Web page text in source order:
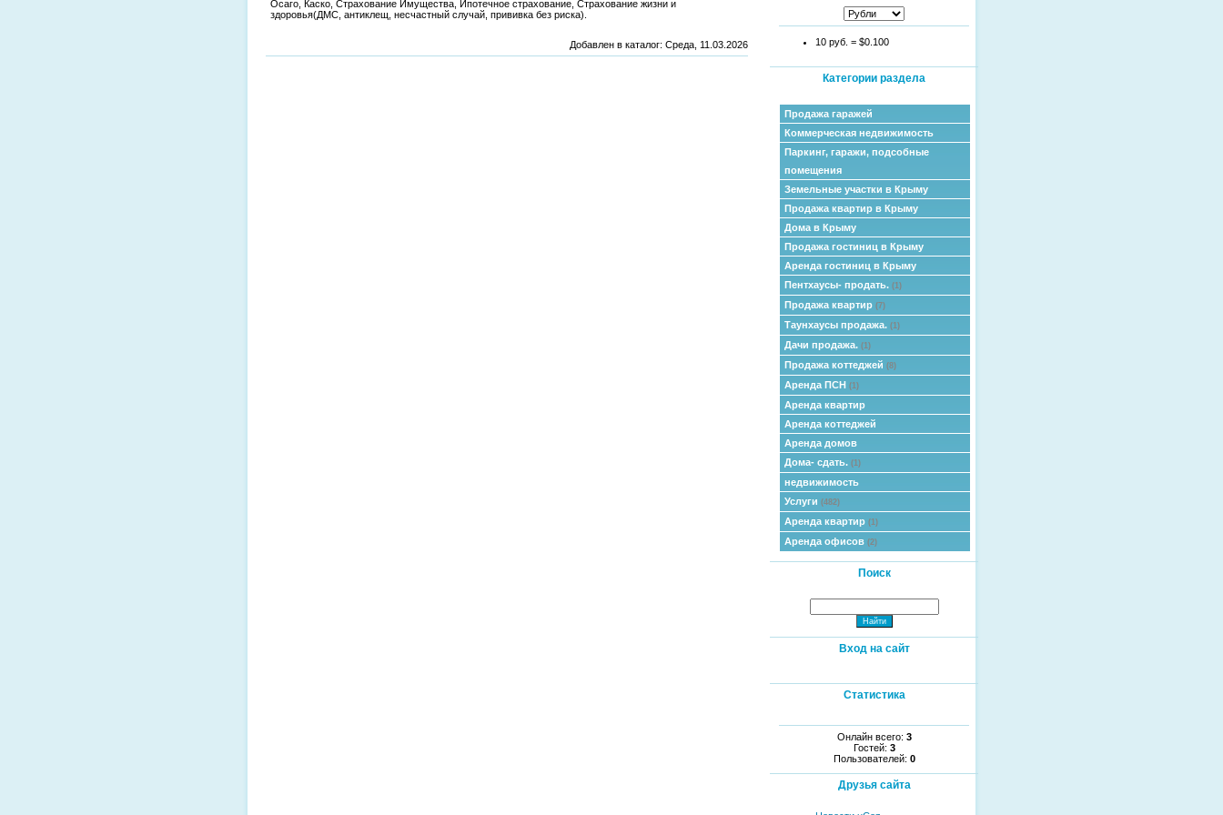
Осаго, Каско, Страхование Имущества, Ипотечное страхование, Страхование жизни и
здоровья(ДМС, антиклещ, несчастный случай, прививка без риска).
Добавлен в каталог: Среда, 11.03.2026 10 руб. = $0.100
Категории раздела
Продажа гаражей
Коммерческая недвижимость
Паркинг, гаражи, подсобные
помещения
Земельные участки в Крыму
Продажа квартир в Крыму
Дома в Крыму
Продажа гостиниц в Крыму
Аренда гостиниц в Крыму
Пентхаусы- продать. (1)
Продажа квартир (7)
Таунхаусы продажа. (1)
Дачи продажа. (1)
Продажа коттеджей (8)
Аренда ПСН (1)
Аренда квартир
Аренда коттеджей
Аренда домов
Дома- сдать. (1)
недвижимость
Услуги (482)
Аренда квартир (1)
Аренда офисов (2)
Поиск
Вход на сайт
Статистика
Онлайн всего: 3
Гостей: 3
Пользователей: 0
Друзья сайта